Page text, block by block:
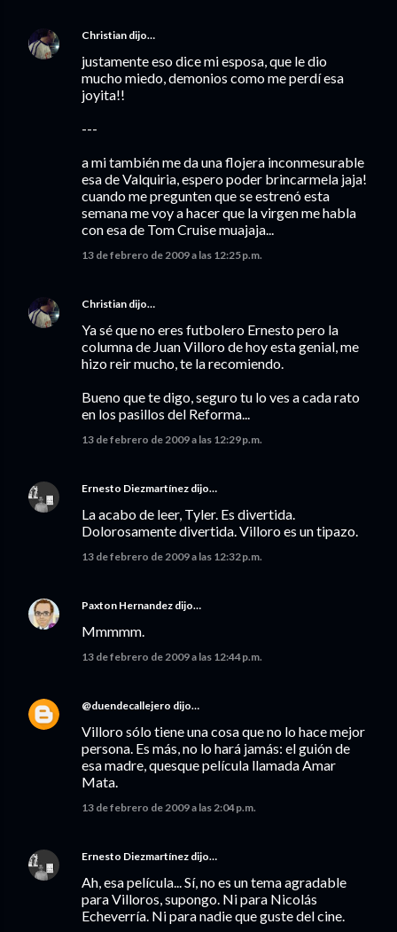
Christian dijo…
justamente eso dice mi esposa, que le dio
mucho miedo, demonios como me perdí esa
joyita!!
---
a mi también me da una flojera inconmesurable
esa de Valquiria, espero poder brincarmela jaja!
cuando me pregunten que se estrenó esta
semana me voy a hacer que la virgen me habla
con esa de Tom Cruise muajaja...
13 de febrero de 2009 a las 12:25 p.m.
Christian dijo…
Ya sé que no eres futbolero Ernesto pero la
columna de Juan Villoro de hoy esta genial, me
hizo reir mucho, te la recomiendo.
Bueno que te digo, seguro tu lo ves a cada rato
en los pasillos del Reforma...
13 de febrero de 2009 a las 12:29 p.m.
Ernesto Diezmartínez dijo…
La acabo de leer, Tyler. Es divertida.
Dolorosamente divertida. Villoro es un tipazo.
13 de febrero de 2009 a las 12:32 p.m.
Paxton Hernandez dijo…
Mmmmm.
13 de febrero de 2009 a las 12:44 p.m.
@duendecallejero dijo…
Villoro sólo tiene una cosa que no lo hace mejor
persona. Es más, no lo hará jamás: el guión de
esa madre, quesque película llamada Amar
Mata.
13 de febrero de 2009 a las 2:04 p.m.
Ernesto Diezmartínez dijo…
Ah, esa película... Sí, no es un tema agradable
para Villoros, supongo. Ni para Nicolás
Echeverría. Ni para nadie que guste del cine.